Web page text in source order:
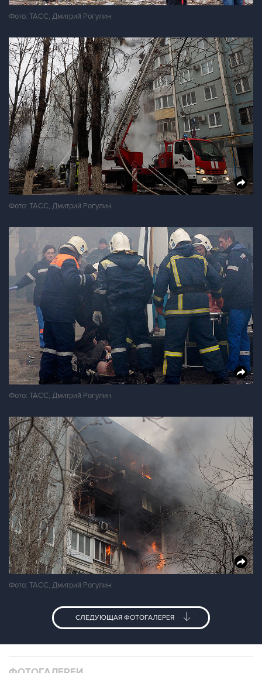
Фото: ТАСС, Дмитрий Рогулин
Фото: ТАСС, Дмитрий Рогулин
Фото: ТАСС, Дмитрий Рогулин
Фото: ТАСС, Дмитрий Рогулин
СЛЕДУЮЩАЯ ФОТОГАЛЕРЕЯ